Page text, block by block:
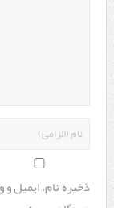
ذخیره نام، ایمیل